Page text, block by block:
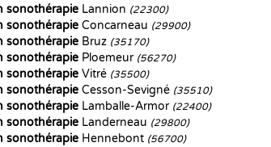
sonothérapie Lannion (22300)
sonothérapie Concarneau (29900)
sonothérapie Bruz (35170)
sonothérapie Ploemeur (56270)
sonothérapie Vitré (35500)
sonothérapie Cesson-Sevigné (35510)
sonothérapie Lamballe-Armor (22400)
sonothérapie Landerneau (29800)
sonothérapie Hennebont (56700)